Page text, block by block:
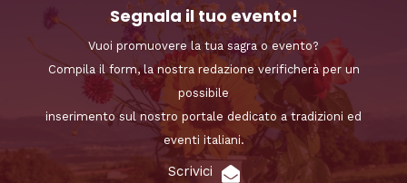
Segnala il tuo evento!
Vuoi promuovere la tua sagra o evento?
Compila il form, la nostra redazione verificherà per un
possibile
inserimento sul nostro portale dedicato a tradizioni ed
eventi italiani.
Scrivici